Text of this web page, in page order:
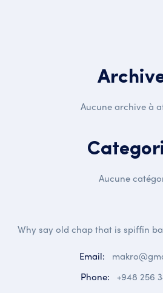
Aucune archive à
Aucune
Why say old chap that is spiffin
Email:
Phone: +948 256